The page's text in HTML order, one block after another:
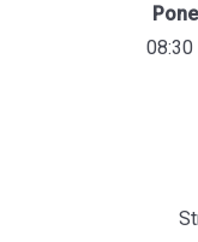
08:30